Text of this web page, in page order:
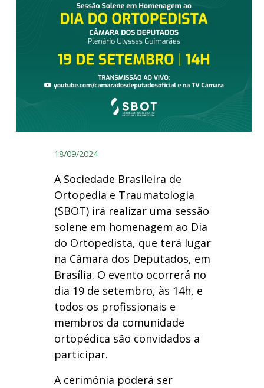
18/09/2024
A Sociedade Brasileira de
Ortopedia e Traumatologia
(SBOT) irá realizar uma sessão
solene em homenagem ao Dia
do Ortopedista, que terá lugar
na Câmara dos Deputados, em
Brasília. O evento ocorrerá no
dia 19 de setembro, às 14h, e
todos os profissionais e
membros da comunidade
ortopédica são convidados a
participar.
A cerimónia poderá ser